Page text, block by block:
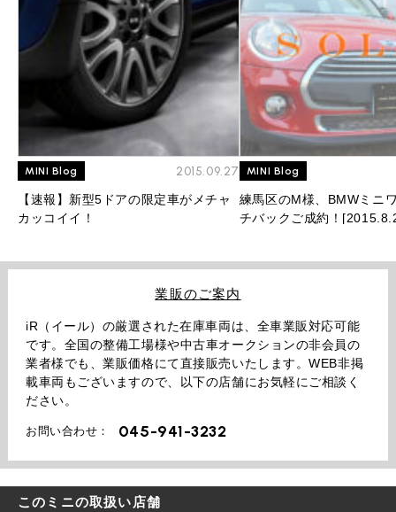
MINI Blog 2015.09.27
【速報】新型5ドアの限定車がメチャ
カッコイイ！
MINI Blog
練馬区のM様、BMWミニ
チバックご成約！
業販のご案内
iR（イール）の厳選された在庫車両は、全車業販対応可能
です。全国の整備工場様や中古車オークションの非会員の
業者様でも、業販価格にて直接販売いたします。WEB非掲
載車両もございますので、以下の店舗にお気軽にご相談く
ださい。
お問い合わせ： 045-941-3232
このミニの取扱い店舗